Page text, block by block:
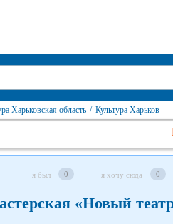
Харьковская область / Культура Харьков
я был 0 я хочу сюда 0
«Новый